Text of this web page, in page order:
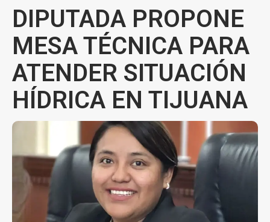
DIPUTADA PROPONE
MESA TÉCNICA PARA
ATENDER SITUACIÓN
HÍDRICA EN TIJUANA